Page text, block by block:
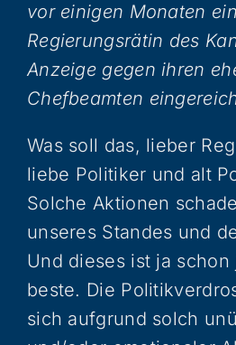
vor einigen Monaten
Regierungsrätin des
Anzeige gegen ihren
Chefbeamten
Was soll das, lieber
liebe Politiker und alt
Solche Aktionen
unseres Standes und
Und dieses ist ja
beste. Die
sich aufgrund solch